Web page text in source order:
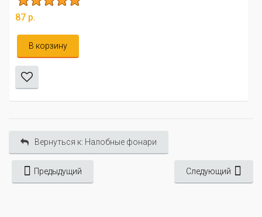
Вернуться к: Налобные фонари
Предыдущий Следующий